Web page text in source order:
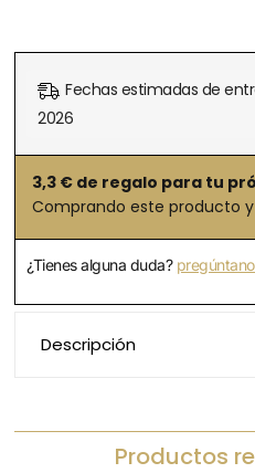
Fechas estimadas de
2026
3,3 € de regalo para tu
Comprando este producto
¿Tienes alguna duda?
Descripción
Productos